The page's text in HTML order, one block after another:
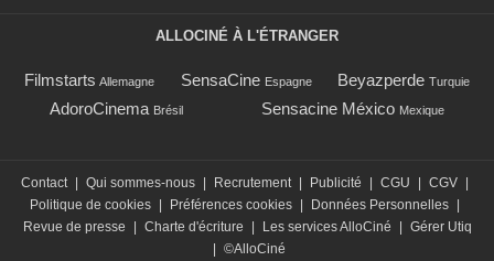
ALLOCINÉ À L'ÉTRANGER
Filmstarts Allemagne SensaCine Espagne Beyazperde Turquie
AdoroCinema Brésil Sensacine México Mexique
Contact | Qui sommes-nous | Recrutement | Publicité | CGU | CGV |
Politique de cookies | Préférences cookies | Données Personnelles |
Revue de presse
| Charte d'écriture | Les services AlloCiné | Gérer Utiq
| ©AlloCiné